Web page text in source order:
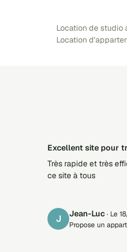
Location de studio
Location
Excellent site pour
Très rapide et très
ce site à tous
J Jean-Luc · Le
Propose un